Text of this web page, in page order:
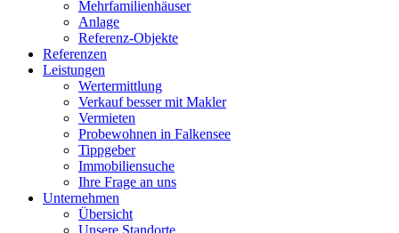
Mehrfamilienhäuser
Anlage
Referenz-Objekte
Referenzen
Leistungen
Wertermittlung
Verkauf besser mit Makler
Vermieten
Probewohnen in Falkensee
Tippgeber
Immobiliensuche
Ihre Frage an uns
Unternehmen
Übersicht
Unsere Standorte